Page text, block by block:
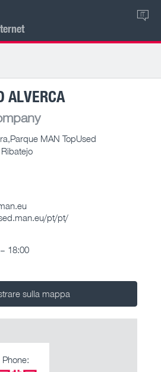
IT
ALVERCA
MAN TopUsed
pt/pt/
18:00
sulla mappa